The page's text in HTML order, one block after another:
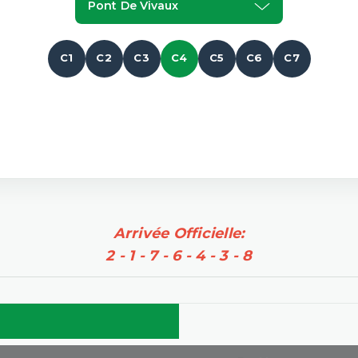
Pont De Vivaux
C1 C2 C3 C4 C5 C6 C7
Arrivée Officielle:
2 - 1 - 7 - 6 - 4 - 3 - 8